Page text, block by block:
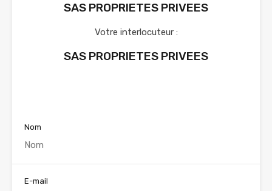
SAS PROPRIETES PRIVEES
Votre interlocuteur :
SAS PROPRIETES PRIVEES
Nom
E-mail